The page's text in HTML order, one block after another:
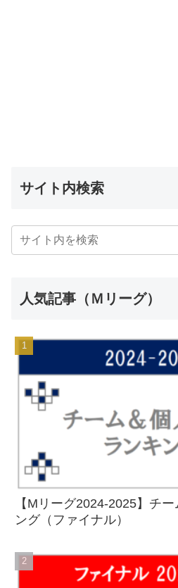
サイト内検索
人気記事（Ｍリーグ）
【Mリーグ2024-2025】チ
ング（ファイナル）